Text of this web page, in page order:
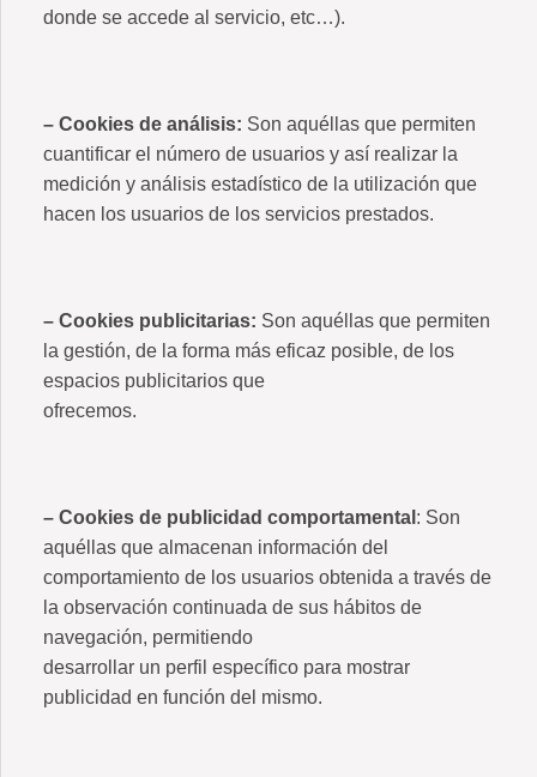
donde se accede al servicio, etc…).
– Cookies de análisis: Son aquéllas que permiten
cuantificar el número de usuarios y así realizar la
medición y análisis estadístico de la utilización que
hacen los usuarios de los servicios prestados.
– Cookies publicitarias: Son aquéllas que permiten
la gestión, de la forma más eficaz posible, de los
espacios publicitarios que
ofrecemos.
– Cookies de publicidad comportamental : Son
aquéllas que almacenan información del
comportamiento de los usuarios obtenida a través de
la observación continuada de sus hábitos de
navegación, permitiendo
desarrollar un perfil específico para mostrar
publicidad en función del mismo.